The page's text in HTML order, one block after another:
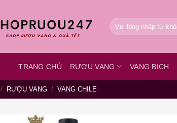
Tìm
kiếm:
TRANG CHỦ RƯỢU VANG VANG BỊCH
/ RƯỢU VANG / VANG CHILE